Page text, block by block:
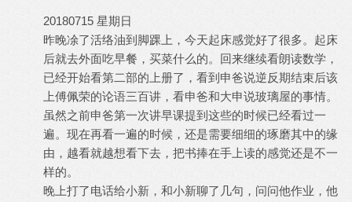
20180715 星期日
昨晚凃了活络油到脚踝上，今天起床感觉好了很多。起床
后就去外面吃早餐，买菜什么的。回来继续看朗读数学，
已经开始看第二部的上册了，看到申爸说逆反期结束后该
上傅佩荣的论语三百讲，看申爸和大申说玻璃屋的事情。
虽然之前申爸第一次讲早课提到这些的时候已经看过一
遍。现在再看一遍的时候，还是需要细细的琢磨其中的缘
由，越看就越想看下去，把书捧在手上读的感觉还是不一
样的。
晚上打了电话给小新，和小新聊了几句，问问他作业，他